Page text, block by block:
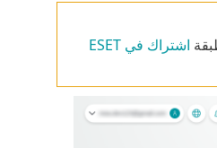
اشتراك في ESET